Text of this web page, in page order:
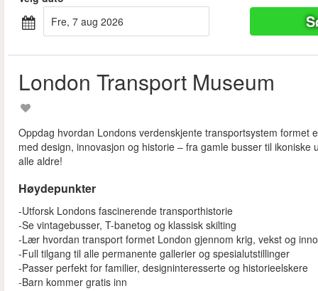
fre, 7 aug 2026
London Transport Museum
Oppdag hvordan Londons verdenskjente transportsystem
med design, innovasjon og historie – fra gamle busser til
alle aldre!
Høydepunkter
-Utforsk Londons fascinerende transporthistorie
-Se vintagebusser, T-banetog og klassisk skilting
-Lær hvordan transport formet London gjennom krig, vekst og
-Full tilgang til alle permanente gallerier og spesialutstillinger
-Passer perfekt for familier, designinteresserte og historieelskere
-Barn kommer gratis inn